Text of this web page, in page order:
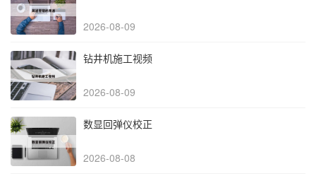
2026-08-09
钻井机施工视频
2026-08-09
数显回弹仪校正
2026-08-08